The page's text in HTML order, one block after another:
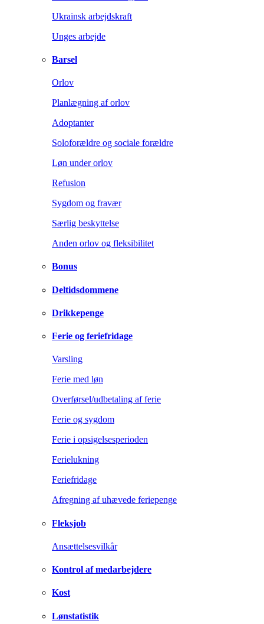
Ukrainsk arbejdskraft
Unges arbejde
Barsel
Orlov
Planlægning af orlov
Adoptanter
Soloforældre og sociale forældre
Løn under orlov
Refusion
Sygdom og fravær
Særlig beskyttelse
Anden orlov og fleksibilitet
Bonus
Deltidsdommene
Drikkepenge
Ferie og feriefridage
Varsling
Ferie med løn
Overførsel/udbetaling af ferie
Ferie og sygdom
Ferie i opsigelsesperioden
Ferielukning
Feriefridage
Afregning af uhævede feriepenge
Fleksjob
Ansættelsesvilkår
Kontrol af medarbejdere
Kost
Lønstatistik